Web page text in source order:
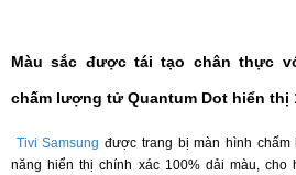
Màu sắc được tái tạo chân thực
chấm lượng tử Quantum Dot hiển thị
Tivi Samsung được trang bị màn hình
năng hiển thị chính xác 100% dải màu, cho